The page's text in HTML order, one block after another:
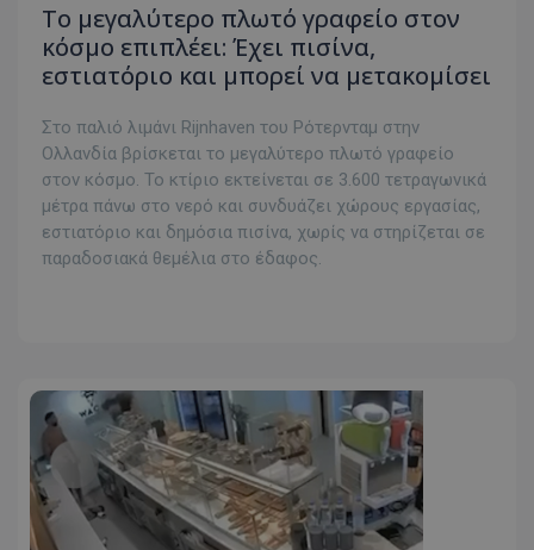
Το μεγαλύτερο πλωτό γραφείο στον
κόσμο επιπλέει: Έχει πισίνα,
εστιατόριο και μπορεί να μετακομίσει
Στο παλιό λιμάνι Rijnhaven του Ρότερνταμ στην
Ολλανδία βρίσκεται το μεγαλύτερο πλωτό γραφείο
στον κόσμο. Το κτίριο εκτείνεται σε 3.600 τετραγωνικά
μέτρα πάνω στο νερό και συνδυάζει χώρους εργασίας,
εστιατόριο και δημόσια πισίνα, χωρίς να στηρίζεται σε
παραδοσιακά θεμέλια στο έδαφος.